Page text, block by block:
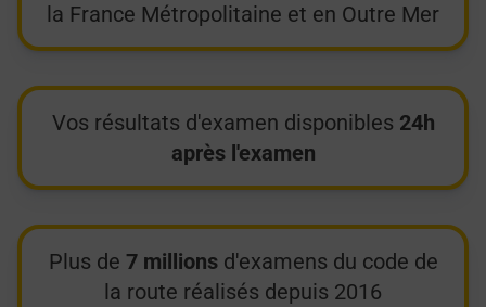
la France Métropolitaine et en Outre Mer
Vos résultats d'examen disponibles 24h
après l'examen
Plus de 7 millionsd'examens du code de
la route réalisés depuis 2016